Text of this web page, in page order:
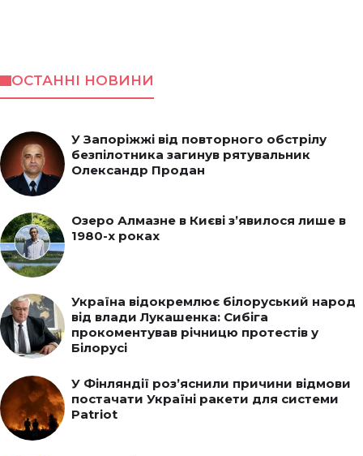
ОСТАННІ НОВИНИ
У Запоріжжі від повторного обстрілу
безпілотника загинув рятувальник
Олександр Продан
Озеро Алмазне в Києві з’явилося лише в
1980-х роках
Україна відокремлює білоруський народ
від влади Лукашенка: Сибіга
прокоментував річницю протестів у
Білорусі
У Фінляндії роз’яснили причини відмови
постачати Україні ракети для системи
Patriot